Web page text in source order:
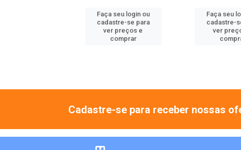
Faça seu login ou
cadastre-se para
ver preços e
comprar
Faça seu
cadastre-
ver
Cadastre-se para receber nossas